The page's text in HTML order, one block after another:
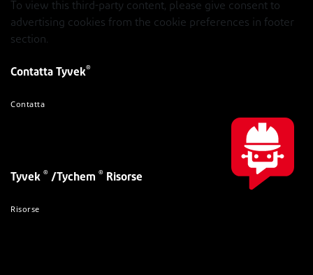
To view this third-party content, please give consent to
advertising cookies from the cookie preferences in footer
section.
Contatta Tyvek®
Contatta
Tyvek ® /Tychem ® Risorse
Risorse